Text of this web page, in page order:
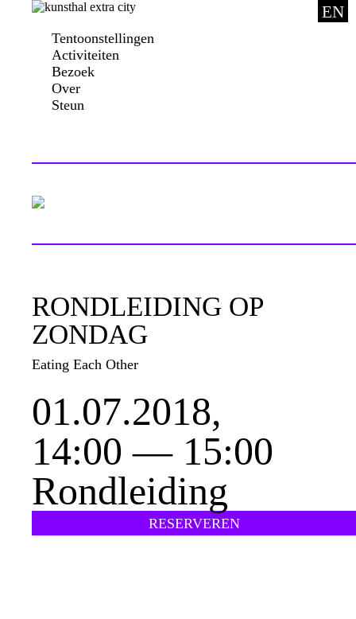
Tentoonstellingen
Activiteiten
Bezoek
Over
Steun
EN
RONDLEIDING OP
ZONDAG
Eating Each Other
01.07.2018,
14:00 — 15:00
Rondleiding
RESERVEREN